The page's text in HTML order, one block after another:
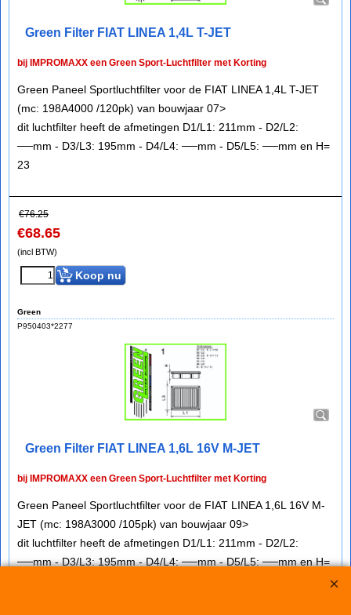
Green Filter FIAT LINEA 1,4L T-JET
bij IMPROMAXX een Green Sport-Luchtfilter met Korting
Green Paneel Sportluchtfilter voor de FIAT LINEA 1,4L T-JET
(mc: 198A4000 /120pk) van bouwjaar 07>
dit luchtfilter heeft de afmetingen D1/L1: 211mm - D2/L2:
──mm - D3/L3: 195mm - D4/L4: ──mm - D5/L5: ──mm en H=
23
€76.25
€68.65
(incl BTW)
Koop nu
Green
P950403*2277
Green Filter FIAT LINEA 1,6L 16V M-JET
bij IMPROMAXX een Green Sport-Luchtfilter met Korting
Green Paneel Sportluchtfilter voor de FIAT LINEA 1,6L 16V M-
JET (mc: 198A3000 /105pk) van bouwjaar 09>
dit luchtfilter heeft de afmetingen D1/L1: 211mm - D2/L2:
──mm - D3/L3: 195mm - D4/L4: ──mm - D5/L5: ──mm en H=